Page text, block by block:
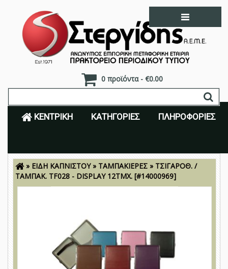
0 προϊόντα - €0.00
ΚΕΝΤΡΙΚΉ ΚΑΤΗΓΟΡΊΕΣ ΠΛΗΡΟΦΟΡΊΕΣ
Είσοδος Εγγραφή
» ΕΙΔΗ ΚΑΠΝΙΣΤΟΥ» ΤΑΜΠΑΚΙΕΡΕΣ» ΤΣΙΓΑΡΟΘ. /
ΤΑΜΠΑΚ. TF028 - DISPLAY 12ΤΜΧ.[#14000969]